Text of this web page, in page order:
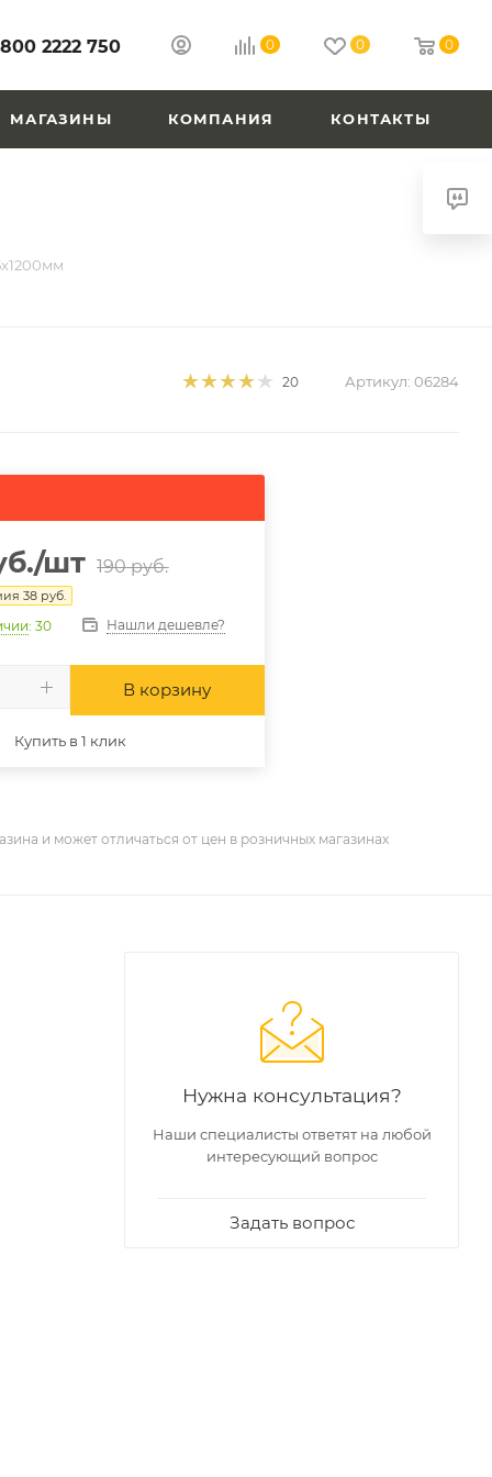
2222 750 0 0 0
МАГАЗИНЫ КОМПАНИЯ КОНТАКТЫ
20 Артикул: 06284
/шт 190руб.
38 руб.
: 30 Нашли дешевле?
В корзину
Купить в 1 клик
и может отличаться от цен в розничных магазинах
Нужна консультация?
Наши специалисты ответят на любой
интересующий вопрос
Задать вопрос